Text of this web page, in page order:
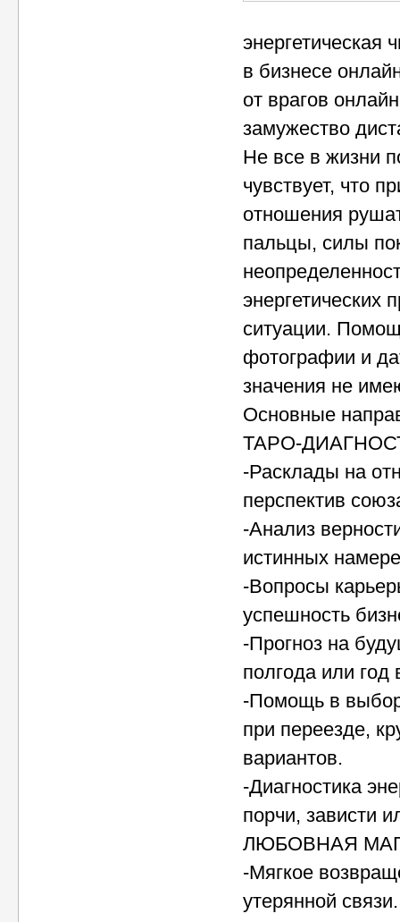
энергетическая
в бизнесе
от врагов
замужество
Не все в жизни
чувствует, что
отношения
пальцы, силы
энергетических
ситуации.
фотографии и
значения не
Основные
ТАРО-
-Расклады на
перспектив
-Анализ
истинных
-Вопросы
успешность
-Прогноз на
полгода или год
-Помощь в
при переезде,
вариантов.
-Диагностика
порчи, зависти
ЛЮБОВНАЯ
-Мягкое
утерянной связи.